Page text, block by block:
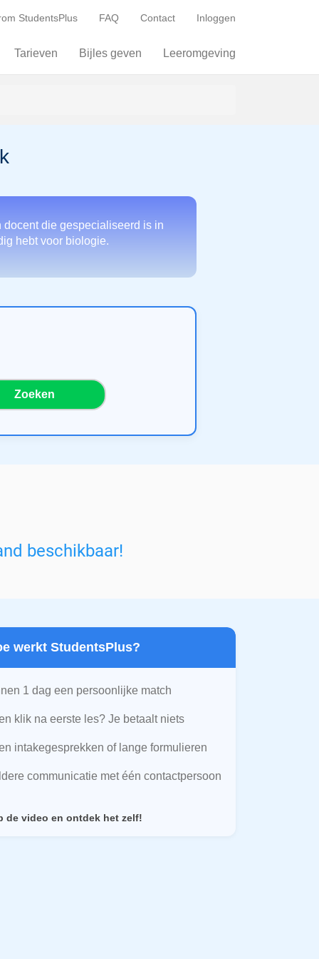
StudentsPlus FAQ Contact Inloggen
Tarieven Bijles geven Leeromgeving
die gespecialiseerd is in
hebt voor biologie.
Zoeken
beschikbaar!
werkt StudentsPlus?
1 dag een persoonlijke match
klik na eerste les? Je betaalt niets
intakegesprekken of lange formulieren
communicatie met één contactpersoon
de video en ontdek het zelf!